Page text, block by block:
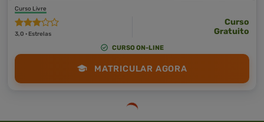
Curso Livre
3,0 · Estrelas
Curso
Gratuito
CURSO ON-LINE
MATRICULAR AGORA